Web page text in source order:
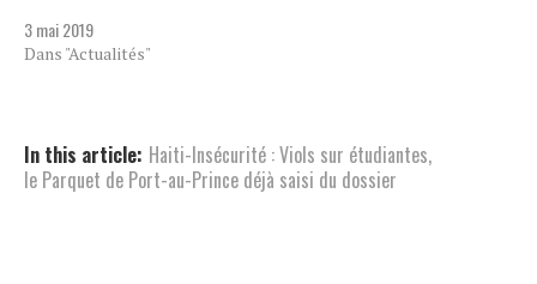
3 mai 2019
Dans "Actualités"
In this article: Haiti-Insécurité : Viols sur étudiantes,
le Parquet de Port-au-Prince déjà saisi du dossier